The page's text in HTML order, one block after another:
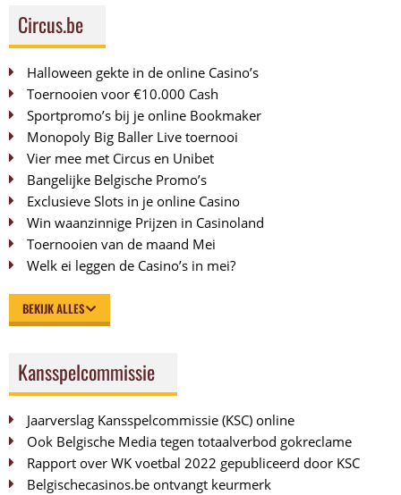
Circus.be
Halloween gekte in de online Casino’s
Toernooien voor €10.000 Cash
Sportpromo’s bij je online Bookmaker
Monopoly Big Baller Live toernooi
Vier mee met Circus en Unibet
Bangelijke Belgische Promo’s
Exclusieve Slots in je online Casino
Win waanzinnige Prijzen in Casinoland
Toernooien van de maand Mei
Welk ei leggen de Casino’s in mei?
BEKIJK ALLES
Kansspelcommissie
Jaarverslag Kansspelcommissie (KSC) online
Ook Belgische Media tegen totaalverbod gokreclame
Rapport over WK voetbal 2022 gepubliceerd door KSC
Belgischecasinos.be ontvangt keurmerk